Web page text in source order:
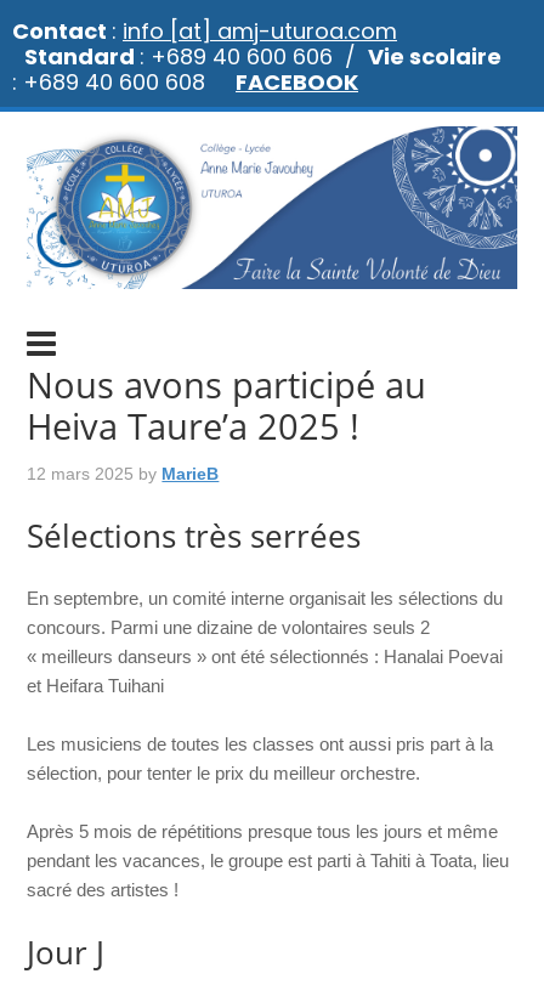
Nous avons participé au
Heiva Taure’a 2025 !
12 mars 2025 by MarieB
Sélections très serrées
En septembre, un comité interne organisait les sélections du
concours. Parmi une dizaine de volontaires seuls 2
« meilleurs danseurs » ont été sélectionnés : Hanalai Poevai
et Heifara Tuihani
Les musiciens de toutes les classes ont aussi pris part à la
sélection, pour tenter le prix du meilleur orchestre.
Après 5 mois de répétitions presque tous les jours et même
pendant les vacances, le groupe est parti à Tahiti à Toata, lieu
sacré des artistes !
Jour J
Contact : info [at] amj-uturoa.com
Standard : +689 40 600 606 / Vie scolaire
: +689 40 600 608 FACEBOOK